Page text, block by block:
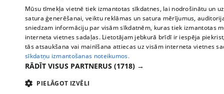
Copyright © 2004-2026 SIA HELIO MEDIA.
All rights reserved.
Mūsu tīmekļa vietnē tiek izmantotas sīkdatnes, lai nodrošinātu un
satura ģenerēšanai, veiktu reklāmas un satura mērījumus,
sniedzam informāciju par visām sīkdatnēm, kuras tiek izmantotas
interneta vietnes sadaļas. Lietotājam jebkurā brīdī ir iespēja
tās atsaukšana vai mainīšana attiecas uz visām interneta vietnes
sīkdatņu izmantošanas noteikumos.
RĀDĪT VISUS PARTNERUS (1718) →
PIELĀGOT IZVĒLI